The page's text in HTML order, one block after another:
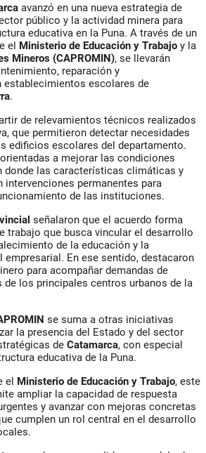
avanzó en una nueva estrategia de
público y la actividad minera para
educativa en la Puna. A través de un
el Ministerio de Educación y Trabajo y la
Mineros (CAPROMIN), se llevarán
reparación y
establecimientos escolares de
.
de relevamientos técnicos realizados
que permitieron detectar necesidades
edificios escolares del departamento.
a mejorar las condiciones
donde las características climáticas y
intervenciones permanentes para
de las instituciones.
señalaron que el acuerdo forma
trabajo que busca vincular el desarrollo
de la educación y la
En ese sentido, destacaron
para acompañar demandas de
de los principales centros urbanos de la
se suma a otras iniciativas
la presencia del Estado y del sector
de Catamarca, con especial
educativa de la Puna.
el Ministerio de Educación y Trabajo, este
ampliar la capacidad de respuesta
y avanzar con mejoras concretas
cumplen un rol central en el desarrollo